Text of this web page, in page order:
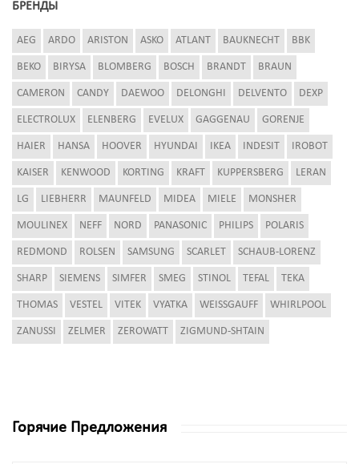
БРЕНДЫ
AEG ARDO ARISTON ASKO ATLANT BAUKNECHT BBK
BEKO BIRYSA BLOMBERG BOSCH BRANDT BRAUN
CAMERON CANDY DAEWOO DELONGHI DELVENTO DEXP
ELECTROLUX ELENBERG EVELUX GAGGENAU GORENJE
HAIER HANSA HOOVER HYUNDAI IKEA INDESIT IROBOT
KAISER KENWOOD KORTING KRAFT KUPPERSBERG LERAN
LG LIEBHERR MAUNFELD MIDEA MIELE MONSHER
MOULINEX NEFF NORD PANASONIC PHILIPS POLARIS
REDMOND ROLSEN SAMSUNG SCARLET SCHAUB-LORENZ
SHARP SIEMENS SIMFER SMEG STINOL TEFAL TEKA
THOMAS VESTEL VITEK VYATKA WEISSGAUFF WHIRLPOOL
ZANUSSI ZELMER ZEROWATT ZIGMUND-SHTAIN
Горячие Предложения